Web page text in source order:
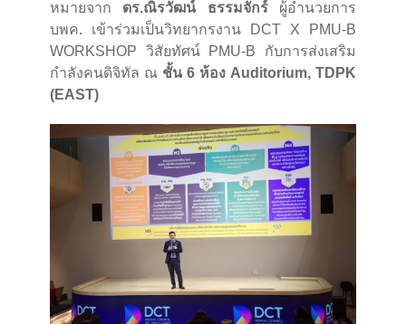
หมายจาก ดร.ณิรวัฒน์ ธรรมจักร์ผู้อำนวยการ
บพค. เข้าร่วมเป็นวิทยากรงาน DCT X PMU-B
WORKSHOP วิสัยทัศน์ PMU-B กับการส่งเสริม
กำลังคนดิจิทัล ณ ชั้น 6 ห้อง Auditorium, TDPK
(EAST)